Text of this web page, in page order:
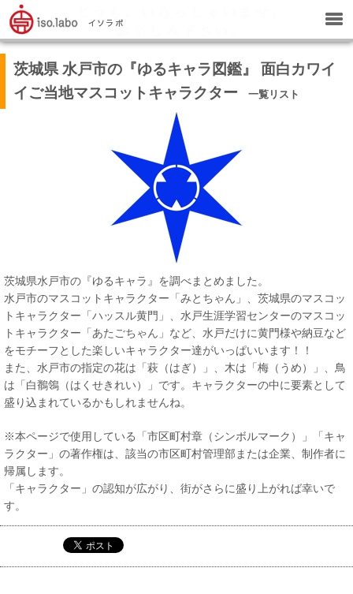
茨城県 水戸市の『ゆるキャラ図鑑』 面白カワイ
イご当地マスコットキャラクター
一覧リスト
茨城県水戸市の『ゆるキャラ』を調べまとめました。
水戸市のマスコットキャラクター「みとちゃん」、茨城県のマスコッ
トキャラクター「ハッスル黄門」、水戸生涯学習センターのマスコッ
トキャラクター「あたごちゃん」など、水戸だけに黄門様や納豆など
をモチーフとした楽しいキャラクター達がいっぱいいます！！
また、水戸市の指定の花は「萩（はぎ）」、木は「梅（うめ）」、鳥
は「白鶺鴒（はくせきれい）」です。キャラクターの中に要素として
盛り込まれているかもしれませんね。
※本ページで使用している「市区町村章（シンボルマーク）」「キャ
ラクター」の著作権は、該当の市区町村管理部または企業、制作者に
帰属します。
「キャラクター」の認知が広がり、街がさらに盛り上がれば幸いで
す。